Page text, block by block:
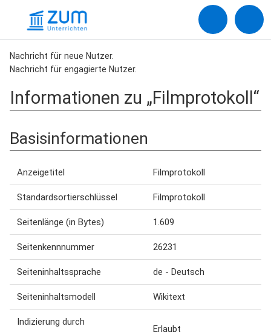
Nachricht für neue Nutzer.
Nachricht für engagierte Nutzer.
Informationen zu „Filmprotokoll“
Basisinformationen
Anzeigetitel Filmprotokoll
Standardsortierschlüssel Filmprotokoll
Seitenlänge (in Bytes) 1.609
Seitenkennnummer 26231
Seiteninhaltssprache de - Deutsch
Seiteninhaltsmodell Wikitext
Indizierung durch
Erlaubt